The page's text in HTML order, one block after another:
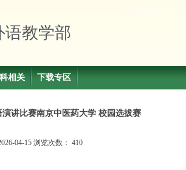
语教学部
相关 下载专区
演讲比赛南京中医药大学 校园选拔赛
04-15 浏览次数： 410